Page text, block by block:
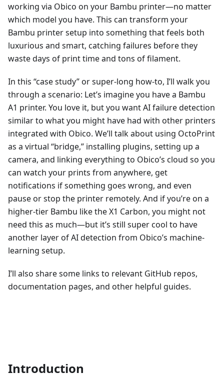
working via Obico on your Bambu printer—no matter
which model you have. This can transform your
Bambu printer setup into something that feels both
luxurious and smart, catching failures before they
waste days of print time and tons of filament.
In this “case study” or super-long how-to, I’ll walk you
through a scenario: Let’s imagine you have a Bambu
A1 printer. You love it, but you want AI failure detection
similar to what you might have had with other printers
integrated with Obico. We’ll talk about using OctoPrint
as a virtual “bridge,” installing plugins, setting up a
camera, and linking everything to Obico’s cloud so you
can watch your prints from anywhere, get
notifications if something goes wrong, and even
pause or stop the printer remotely. And if you’re on a
higher-tier Bambu like the X1 Carbon, you might not
need this as much—but it’s still super cool to have
another layer of AI detection from Obico’s machine-
learning setup.
I’ll also share some links to relevant GitHub repos,
documentation pages, and other helpful guides.
Introduction